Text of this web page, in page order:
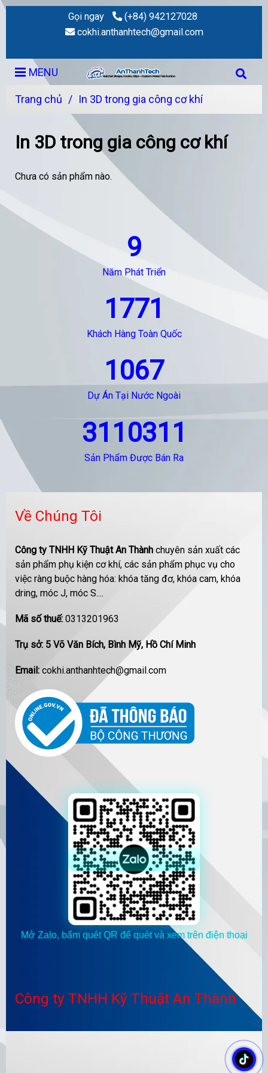
Gọi ngay
(+84) 942127028
cokhi.anthanhtech@gmail.com
MENU
Trang chủ / In 3D trong gia công cơ khí
In 3D trong gia công cơ khí
Chưa có sản phẩm nào.
9
Năm Phát Triển
1771
Khách Hàng Toàn Quốc
1067
Dự Án Tại Nước Ngoài
3110311
Sản Phẩm Được Bán Ra
Về Chúng Tôi
Công ty TNHH Kỹ Thuật An Thành chuyên sản xuất các
sản phẩm phụ kiện cơ khí, các sản phẩm phục vụ cho
việc ràng buộc hàng hóa: khóa tăng đơ, khóa cam, khóa
dring, móc J, móc S....
Mã số thuế: 0313201963
Trụ sở: 5 Võ Văn Bích, Bình Mỹ, Hồ Chí Minh
Email: cokhi.anthanhtech@gmail.com
Mở Zalo, bấm quét QR để quét và xem trên điện thoại
Công ty TNHH Kỹ Thuật An Thành